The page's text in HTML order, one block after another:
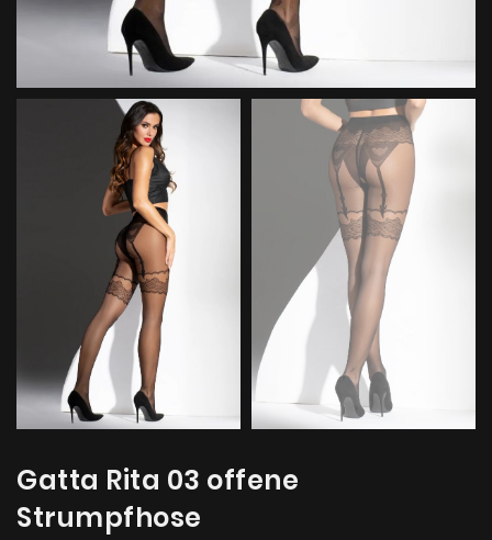
Gatta Rita 03 offene
Strumpfhose